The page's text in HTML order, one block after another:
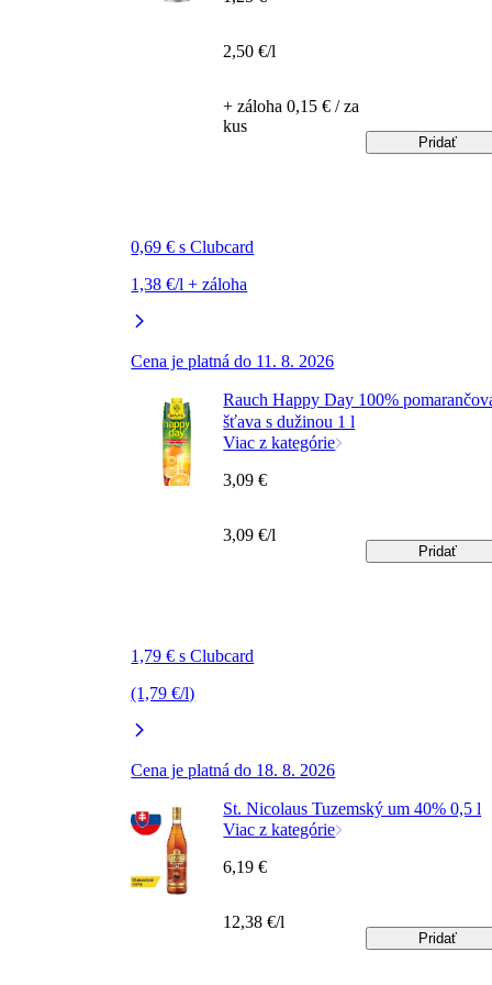
0,69 € s Clubcard
1,38 €/l + záloha
Cena je platná do 11. 8. 2026
2,50 €/l
+ záloha 0,15 € / za
kus
Pridať
Rauch Happy Day 100%
šťava s dužinou 1 l
Viac z kategórie
1,79 € s Clubcard
(1,79 €/l)
Cena je platná do 18. 8. 2026
3,09 €
3,09 €/l
Pridať
St. Nicolaus Tuzemský um 40% 0,5 l
Viac z kategórie
6,19 €
12,38 €/l
Pridať